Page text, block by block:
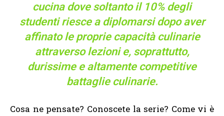
cucina dove soltanto il 10% degli
studenti riesce a diplomarsi dopo aver
affinato le proprie capacità culinarie
attraverso lezioni e, soprattutto,
durissime e altamente competitive
battaglie culinarie.
Cosa ne pensate? Conoscete la serie? Come vi è